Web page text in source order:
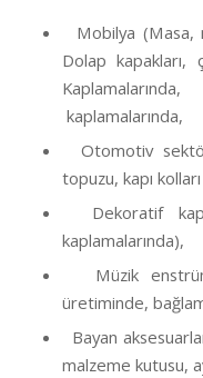
Mobilya (Masa,
Dolap kapakları,
kaplamalarında,
Otomotiv
topuzu, kapı
Dekoratif
kaplamalarında),
Müzik
üretiminde,
Bayan
malzeme kutusu,